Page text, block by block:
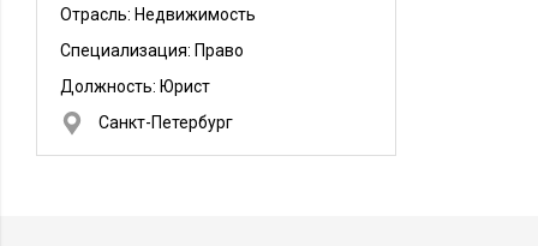
Отрасль: Недвижимость
Специализация: Право
Должность: Юрист
Санкт-Петербург